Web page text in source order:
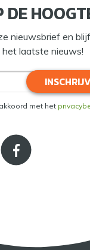
DE
nieuwsbrief en
laatste nieuws!
met het